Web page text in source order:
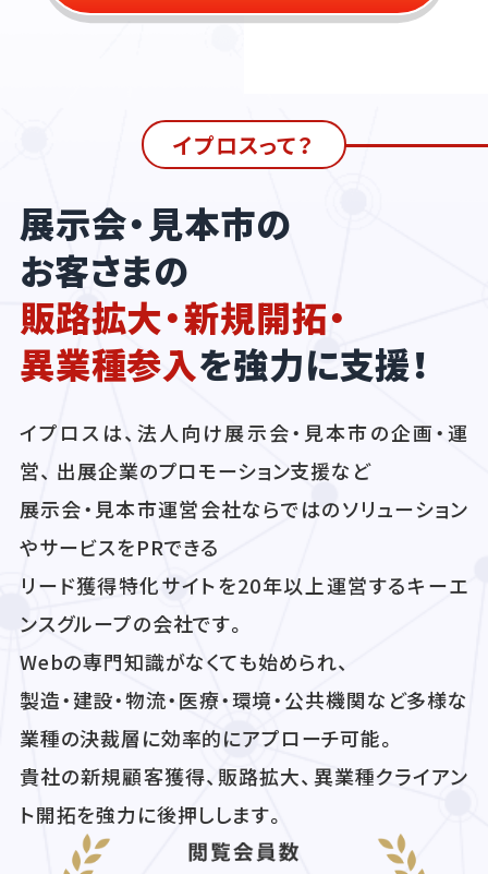
イプロスって？
展示会・見本市の
お客さまの
販路拡大・新規開拓・
異業種参入を強力に支援！
イプロスは、法人向け展示会・見本市の企画・運
営、 出展企業のプロモーション支援など
展示会・見本市運営会社ならではのソリューション
やサービスをPRできる
リード獲得特化サイトを20年以上運営するキーエ
ンスグループの会社です。
Webの専門知識がなくても始められ、
製造・建設・物流・医療・環境・公共機関など多様な
業種の決裁層に効率的にアプローチ可能。
貴社の新規顧客獲得、販路拡大、異業種クライアン
ト開拓を強力に後押しします。